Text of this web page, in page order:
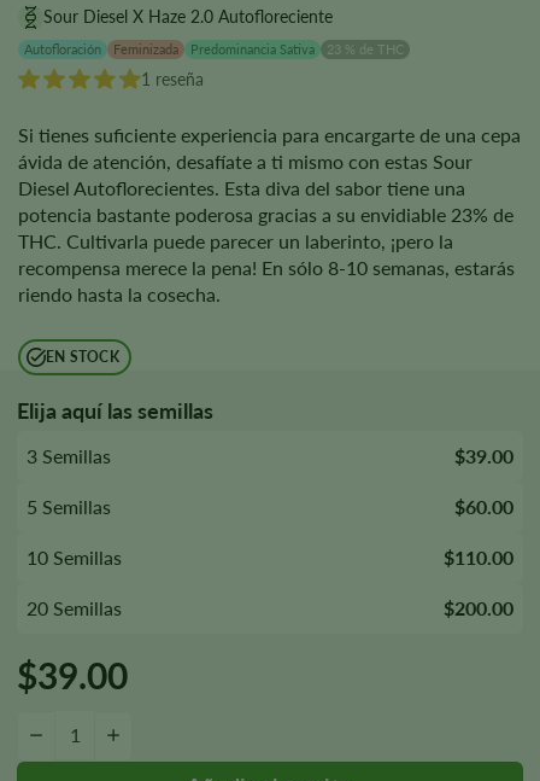
Sour Diesel X Haze 2.0 Autofloreciente
Autofloración Feminizada Predominancia Sativa 23 % de THC
1 reseña
Si tienes suficiente experiencia para encargarte de una cepa
ávida de atención, desafíate a ti mismo con estas Sour
Diesel Autoflorecientes. Esta diva del sabor tiene una
potencia bastante poderosa gracias a su envidiable 23% de
THC. Cultivarla puede parecer un laberinto, ¡pero la
recompensa merece la pena! En sólo 8-10 semanas, estarás
riendo hasta la cosecha.
EN STOCK
Elija aquí las semillas
3 Semillas $39.00
5 Semillas $60.00
10 Semillas $110.00
20 Semillas $200.00
$39.00
-